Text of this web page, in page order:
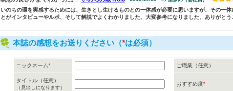
いのちの環を実感するためには、生きとし生けるものとの一体感が必要に思いますが、その一
とがインタビューやルポ、そして解説でよくわかりました。大変参考になりました。ありがとう
本誌の感想をお送りください（*は必須）
ニックネーム* ご職業（任意）
タイトル（任意）
（見出しになります）
おすすめ度*